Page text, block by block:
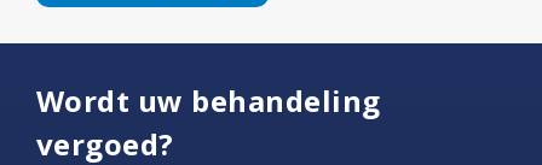
Wordt uw behandeling
vergoed?